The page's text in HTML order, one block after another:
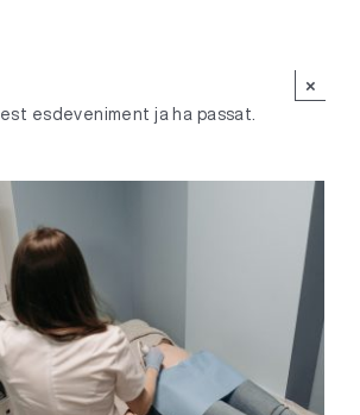
esdeveniment ja ha passat.
×